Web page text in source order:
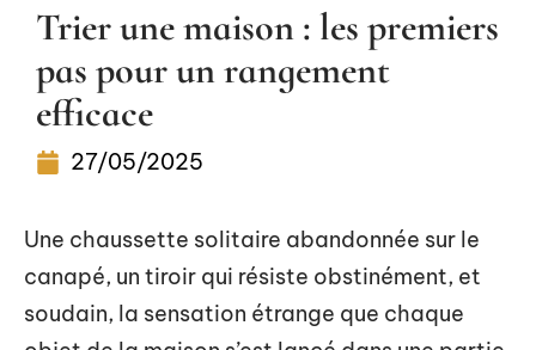
Trier une maison : les premiers
pas pour un rangement
efficace
27/05/2025
Une chaussette solitaire abandonnée sur le
canapé, un tiroir qui résiste obstinément, et
soudain, la sensation étrange que chaque